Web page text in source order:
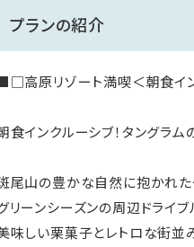
プランの紹介
高原リゾート満喫＜朝食イ
食インクルーシブ！タングラム
尾山の豊かな自然に抱かれた
リーンシーズンの周辺ドライブ
味しい栗菓子とレトロな街並